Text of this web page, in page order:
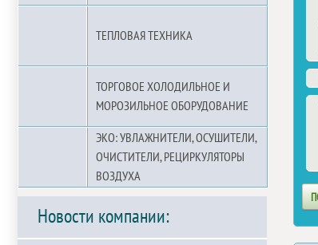
ТЕПЛОВАЯ ТЕХНИКА
ТОРГОВОЕ ХОЛОДИЛЬНОЕ И
МОРОЗИЛЬНОЕ ОБОРУДОВАНИЕ
ЭКО: УВЛАЖНИТЕЛИ, ОСУШИТЕЛИ,
ОЧИСТИТЕЛИ, РЕЦИРКУЛЯТОРЫ
ВОЗДУХА
Новости компании: